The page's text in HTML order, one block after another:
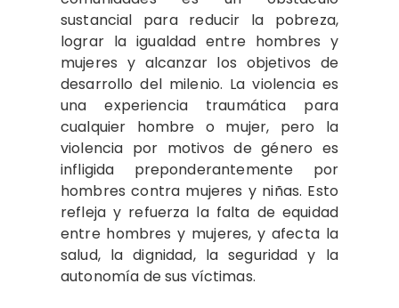
sustancial para reducir la pobreza,
lograr la igualdad entre hombres y
mujeres y alcanzar los objetivos de
desarrollo del milenio. La violencia es
una experiencia traumática para
cualquier hombre o mujer, pero la
violencia por motivos de género es
infligida preponderantemente por
hombres contra mujeres y niñas. Esto
refleja y refuerza la falta de equidad
entre hombres y mujeres, y afecta la
salud, la dignidad, la seguridad y la
autonomía de sus víctimas.